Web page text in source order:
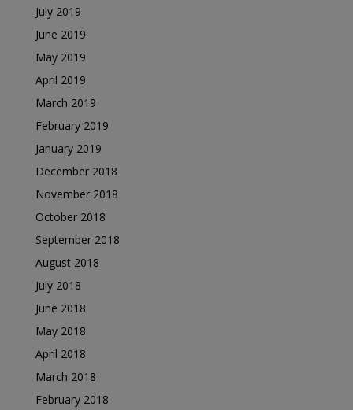
July 2019
June 2019
May 2019
April 2019
March 2019
February 2019
January 2019
December 2018
November 2018
October 2018
September 2018
August 2018
July 2018
June 2018
May 2018
April 2018
March 2018
February 2018